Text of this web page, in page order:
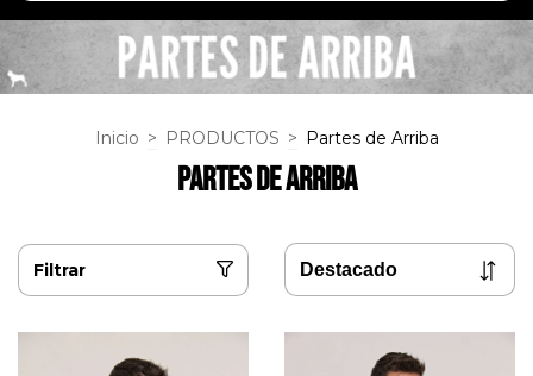
Inicio > PRODUCTOS > Partes de Arriba
Partes de Arriba
Filtrar